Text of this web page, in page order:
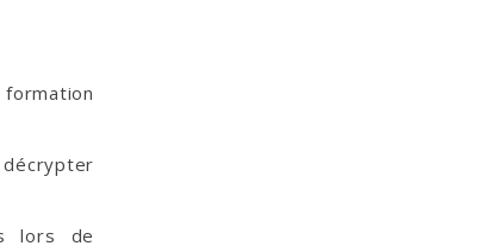
décrypter
lors de